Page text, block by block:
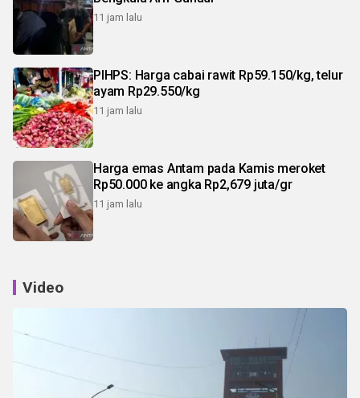
11 jam lalu
PIHPS: Harga cabai rawit Rp59.150/kg, telur
ayam Rp29.550/kg
11 jam lalu
Harga emas Antam pada Kamis meroket
Rp50.000 ke angka Rp2,679 juta/gr
11 jam lalu
Video